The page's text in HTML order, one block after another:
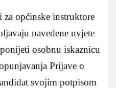
općinske instruktore
navedene uvjete
osobnu iskaznicu
Prijave o
svojim potpisom